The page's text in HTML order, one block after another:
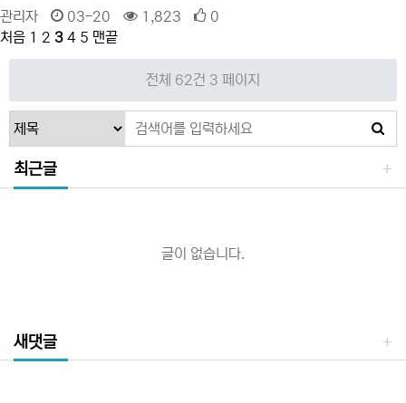
관리자 03-20 1,823
0
처음 1 2 3 4 5 맨끝
전체 62건 3 페이지
최근글
글이 없습니다.
새댓글